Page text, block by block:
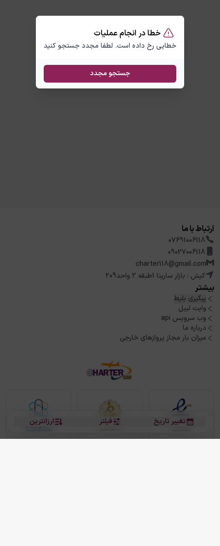
خطا در انجام عملیات
خطایی رخ داده است. لطفا مجدد جستجو کنید
جستجو مجدد
ارزانترین فیلتر تغییر تاریخ
ارتباط با ما
07691006118
09027006118
charter118@gmail.com
کیش : بازار سارینا 1طبقه 2 واحد209
بیشتر
پیگیری بلیط
وایت لیبل
وب سرویس api
درباره ما
میزان بار مجاز پروازهای خارجی